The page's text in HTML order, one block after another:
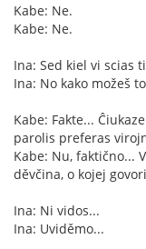
Kabe: Ne.
Kabe: Ne.
Ina: Sed kiel vi scias
Ina: No kako možeš
Kabe: Fakte...
parolis preferas
Kabe: Nu, faktično...
děvčina, o kojej
Ina: Ni vidos...
Ina: Uviděmo...